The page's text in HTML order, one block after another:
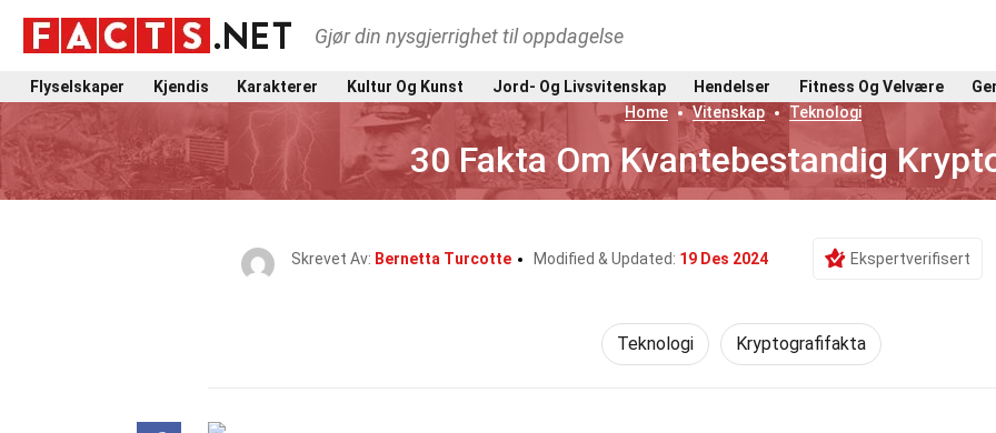
Gjør din nysgjerrighet til oppdagelse
Flyselskaper Kjendis Karakterer Kultur Og Kunst Jord- Og Livsvitenskap Hendelser Fitness Og Velvære
Home
Vitenskap Teknologi
30 Fakta Om Kvantebestandig
Skrevet Av: Bernetta Turcotte Modified & Updated: 19 Des 2024 Ekspertverifisert
Teknologi Kryptografifakta